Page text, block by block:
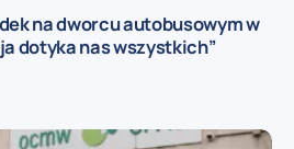
na dworcu autobusowym w
dotyka nas wszystkich”